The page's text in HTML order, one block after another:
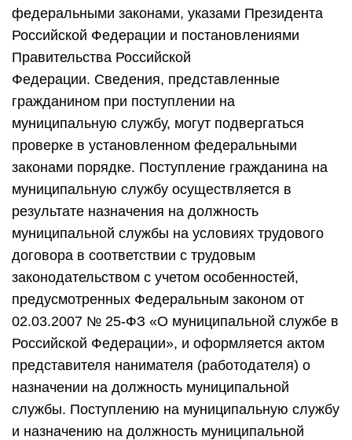
федеральными законами, указами Президента
Российской Федерации и постановлениями
Правительства Российской
Федерации. Сведения, представленные
гражданином при поступлении на
муниципальную службу, могут подвергаться
проверке в установленном федеральными
законами порядке. Поступление гражданина на
муниципальную службу осуществляется в
результате назначения на должность
муниципальной службы на условиях трудового
договора в соответствии с трудовым
законодательством с учетом особенностей,
предусмотренных Федеральным законом от
02.03.2007 № 25-ФЗ «О муниципальной службе в
Российской Федерации», и оформляется актом
представителя нанимателя (работодателя) о
назначении на должность муниципальной
службы. Поступлению на муниципальную службу
и назначению на должность муниципальной